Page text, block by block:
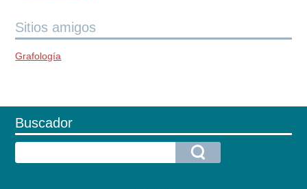
Sitios amigos
Grafología
Buscador